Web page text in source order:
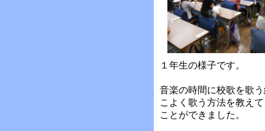
１年生の様子です。
音楽の時間に校歌を歌
こよく歌う方法を教え
ことができました。